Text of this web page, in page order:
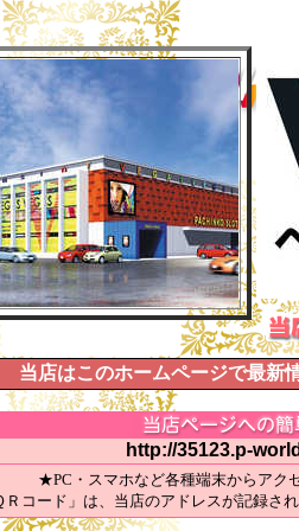
当店はこのホームページで最新
http://35123.p-
★PC・スマホなど各種端末からアク
Ｒコード」は、当店のアドレスが記録され